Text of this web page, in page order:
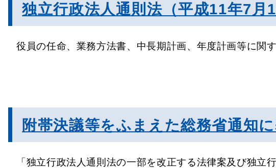
独立行政法人通則法（平成11年7
役員の任命、業務方法書、中長期計画、年度計画等に関
附帯決議等をふまえた総務省通知
「独立行政法人通則法の一部を改正する法律案及び独